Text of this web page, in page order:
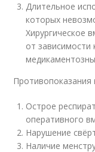
Длительное
которых
Хирургическое
от зависимости
Противопоказания
Острое
оперативного
Нарушение
Наличие